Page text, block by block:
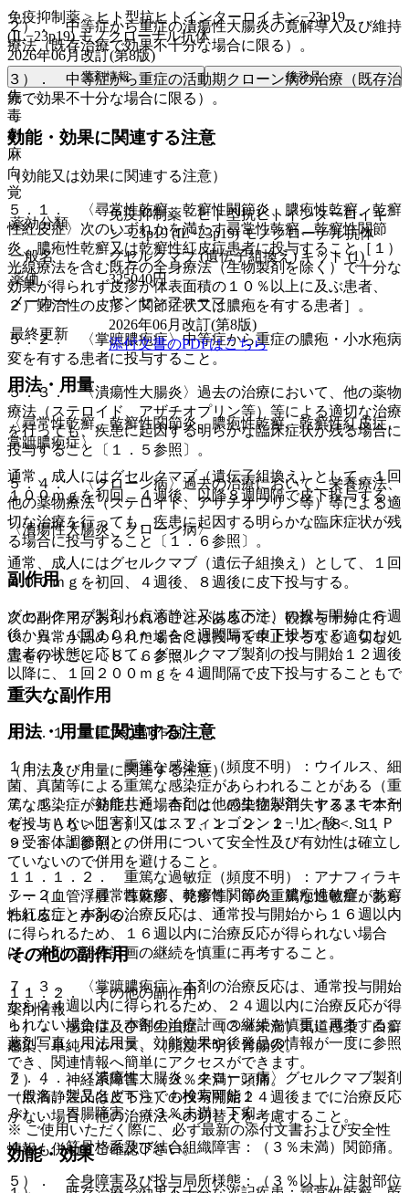
２）． 中等症から重症の潰瘍性大腸炎の寛解導入及び維持
療法（既存治療で効果不十分な場合に限る）。
３）． 中等症から重症の活動期クローン病の治療（既存治
療で効果不十分な場合に限る）。
効能・効果に関連する注意
（効能又は効果に関連する注意）
５．１． 〈尋常性乾癬、乾癬性関節炎、膿疱性乾癬、乾癬
性紅皮症〉次のいずれかを満たす尋常性乾癬、乾癬性関節
炎、膿疱性乾癬又は乾癬性紅皮症患者に投与すること［１）
光線療法を含む既存の全身療法（生物製剤を除く）で十分な
効果が得られず皮疹が体表面積の１０％以上に及ぶ患者、
２）難治性の皮疹、関節症状又は膿疱を有する患者］。
５．２． 〈掌蹠膿疱症〉中等症から重症の膿疱・小水疱病
変を有する患者に投与すること。
５．３． 〈潰瘍性大腸炎〉過去の治療において、他の薬物
療法（ステロイド、アザチオプリン等）等による適切な治療
を行っても、疾患に起因する明らかな臨床症状が残る場合に
投与すること〔１．５参照〕。
５．４． 〈クローン病〉過去の治療において、栄養療法、
他の薬物療法（ステロイド、アザチオプリン等）等による適
切な治療を行っても、疾患に起因する明らかな臨床症状が残
る場合に投与すること〔１．６参照〕。
副作用
次の副作用があらわれることがあるので、観察を十分に行
い、異常が認められた場合には投与を中止するなど適切な処
置を行うこと〔８．６参照〕。
重大な副作用
１１．１． 重大な副作用
１１．１．１． 重篤な感染症（頻度不明）：ウイルス、細
菌、真菌等による重篤な感染症があらわれることがある（重
篤な感染症が発症した場合には、感染症が消失するまで本剤
を投与しないこと）〔１．１、１．２、２．１、８．１、
９．１．１参照〕。
１１．１．２． 重篤な過敏症（頻度不明）：アナフィラキ
シー（血管浮腫、蕁麻疹、発疹等）等の重篤な過敏症があら
われることがある。
その他の副作用
１１．２． その他の副作用
１）． 感染症及び寄生虫症：（３％未満）気道感染、白癬
感染、単純ヘルペス、（頻度不明）胃腸炎。
２）． 神経系障害：（３％未満）頭痛。
３）． 胃腸障害：（３％未満）下痢。
４）． 筋骨格系及び結合組織障害：（３％未満）関節痛。
５）． 全身障害及び投与局所様態：（３％以上）注射部位
免疫抑制薬 > ヒト型抗ヒトインターロイキン−23p19
(IL−23p19) モノクローナル抗体
2026年06月改訂(第8版)
薬剤情報 後発品
先
毒
劇
麻
向
覚
薬効分類
免疫抑制薬 > ヒト型抗ヒトインターロイキ
ン−23p19 (IL−23p19) モノクローナル抗体
一般名
グセルクマブ (遺伝子組換え) キット (1)
薬価
325040円
メーカー
ヤンセンファーマ
最終更新
2026年06月改訂(第8版)
添付文書のPDFはこちら
用法・用量
〈尋常性乾癬、乾癬性関節炎、膿疱性乾癬、乾癬性紅皮症、
掌蹠膿疱症〉
通常、成人にはグセルクマブ（遺伝子組換え）として、１回
１００ｍｇを初回、４週後、以降８週間隔で皮下投与する。
〈潰瘍性大腸炎、クローン病〉
通常、成人にはグセルクマブ（遺伝子組換え）として、１回
４００ｍｇを初回、４週後、８週後に皮下投与する。
グセルクマブ製剤（点滴静注又は皮下注）の投与開始１６週
後から、１回１００ｍｇを８週間隔で皮下投与する。なお、
患者の状態に応じて、グセルクマブ製剤の投与開始１２週後
以降に、１回２００ｍｇを４週間隔で皮下投与することもで
きる。
用法・用量に関連する注意
（用法及び用量に関連する注意）
７．１． 〈効能共通〉本剤と他の生物製剤、ヤヌスキナー
ゼ＜ＪＡＫ＞阻害剤又はスフィンゴシン１−リン酸＜Ｓ１Ｐ
＞受容体調節剤との併用について安全性及び有効性は確立し
ていないので併用を避けること。
７．２． 〈尋常性乾癬、乾癬性関節炎、膿疱性乾癬、乾癬
性紅皮症〉本剤の治療反応は、通常投与開始から１６週以内
に得られるため、１６週以内に治療反応が得られない場合
は、本剤の治療計画の継続を慎重に再考すること。
７．３． 〈掌蹠膿疱症〉本剤の治療反応は、通常投与開始
から２４週以内に得られるため、２４週以内に治療反応が得
られない場合は、本剤の治療計画の継続を慎重に再考するこ
と。
７．４． 〈潰瘍性大腸炎、クローン病〉グセルクマブ製剤
（点滴静注又は皮下注）の投与開始２４週後までに治療反応
がない場合、他の治療法への切替えを考慮すること。
効能・効果
薬剤情報
薬剤写真、用法用量、効能効果や後発品の情報が一度に参照
でき、関連情報へ簡単にアクセスができます。
一般名、製品名どちらでも検索可能！
※ ご使用いただく際に、必ず最新の添付文書および安全性
情報も併せてご確認下さい。